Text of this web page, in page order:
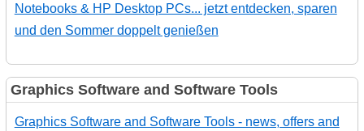
Notebooks & HP Desktop PCs... jetzt entdecken, sparen
und den Sommer doppelt genießen
Graphics Software and Software Tools
Graphics Software and Software Tools - news, offers and